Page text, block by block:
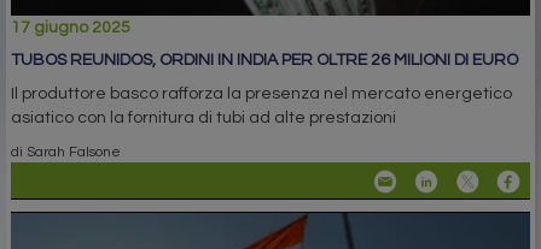
17 giugno 2025
TUBOS REUNIDOS, ORDINI IN INDIA PER OLTRE 26 MILIONI DI EURO
Il produttore basco rafforza la presenza nel mercato energetico
asiatico con la fornitura di tubi ad alte prestazioni
di Sarah Falsone